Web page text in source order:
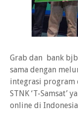
Grab dan bank
sama dengan
integrasi program
STNK ‘T-Samsat’
online di